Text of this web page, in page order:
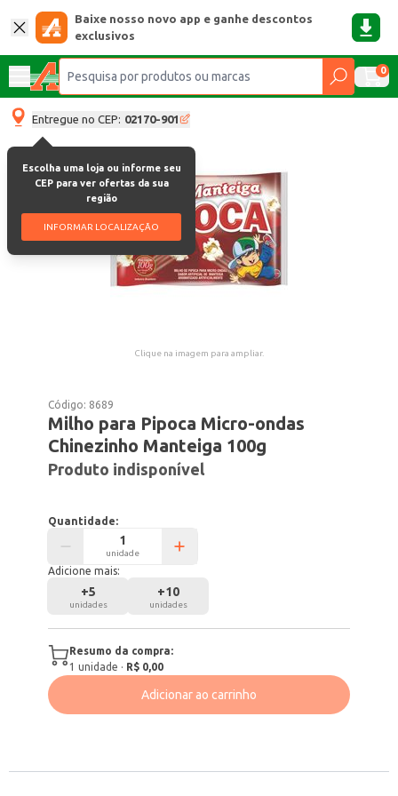
Baixe nosso novo app e ganhe descontos
exclusivos
0
Entregue no CEP: 02170-901
Escolha uma loja ou informe seu
CEP para ver ofertas da sua
região
INFORMAR LOCALIZAÇÃO
Clique na imagem para ampliar.
Código: 8689
Milho para Pipoca Micro-ondas
Chinezinho Manteiga 100g
Produto indisponível
Quantidade:
unidade
Adicione mais:
+5
unidades
+10
unidades
Resumo da compra:
1 unidade · R$ 0,00
Adicionar ao carrinho